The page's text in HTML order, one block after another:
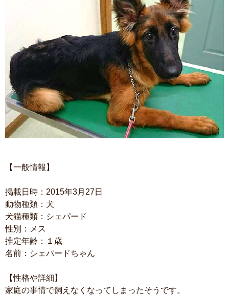
【一般情報】
掲載日時：2015年3月27日
動物種類：犬
犬猫種類：シェパード
性別：メス
推定年齢：１歳
名前：シェパードちゃん
【性格や詳細】
家庭の事情で飼えなくなってしまったそうです。